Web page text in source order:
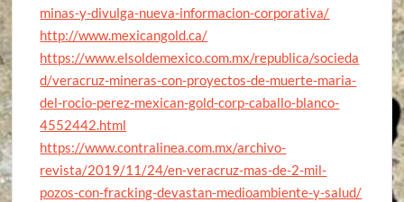
minas-y-divulga-nueva-informacion-corporativa/
http://www.mexicangold.ca/
https://www.elsoldemexico.com.mx/republica/socieda
d/veracruz-mineras-con-proyectos-de-muerte-maria-
del-rocio-perez-mexican-gold-corp-caballo-blanco-
4552442.html
https://www.contralinea.com.mx/archivo-
revista/2019/11/24/en-veracruz-mas-de-2-mil-
pozos-con-fracking-devastan-medioambiente-y-salud/